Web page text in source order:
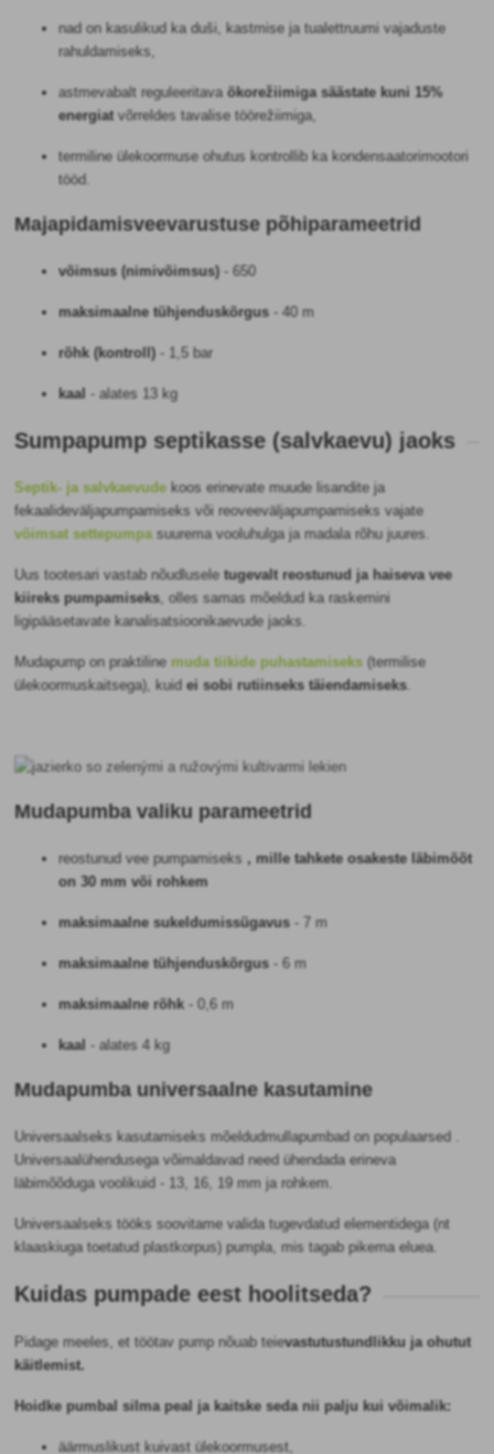
nad on kasulikud ka duši, kastmise ja tualettruumi vajaduste
rahuldamiseks,
astmevabalt reguleeritavaökorežiimiga säästate kuni 15%
energiat võrreldes tavalise töörežiimiga,
termiline ülekoormuse ohutus kontrollib ka kondensaatorimootori
tööd.
Majapidamisveevarustuse põhiparameetrid
võimsus (nimivõimsus)-650
maksimaalne tühjenduskõrgus -40 m
rõhk (kontroll)- 1,5 bar
kaal -alates 13 kg
Sumpapump septikasse (salvkaevu) jaoks
Septik- ja salvkaevude koos erinevate muude lisandite ja
fekaalideväljapumpamiseks või reoveeväljapumpamiseks vajate
võimsat settepumpasuurema vooluhulga ja madala rõhu juures.
Uus tootesari vastab nõudluseletugevalt reostunud ja haiseva vee
kiireks pumpamiseks, olles samas mõeldud ka raskemini
ligipääsetavate kanalisatsioonikaevude jaoks.
Mudapump on praktiline muda tiikide puhastamiseks (termilise
ülekoormuskaitsega), kuidei sobi rutiinseks täiendamiseks.
Mudapumba valiku parameetrid
reostunud vee pumpamiseks, milletahkete osakeste läbimõõt
on 30 mm või rohkem
maksimaalne sukeldumissügavus - 7 m
maksimaalne tühjenduskõrgus - 6 m
maksimaalne rõhk - 0,6 m
kaal - alates 4 kg
Mudapumba universaalne kasutamine
Universaalseks kasutamiseks mõeldudmullapumbad on populaarsed
Universaalühendusega võimaldavad need ühendada erineva
läbimõõduga voolikuid - 13, 16, 19 mm ja rohkem.
Universaalseks tööks soovitame validatugevdatud elementidega (nt
klaaskiuga toetatud plastkorpus) pumpla, mis tagab pikema eluea.
Kuidas pumpade eest hoolitseda?
Pidage meeles, et töötav pump nõuab teievastutustundlikku ja ohutut
käitlemist.
Hoidke pumbal silma peal ja kaitske seda nii palju kui võimalik:
äärmuslikust kuivast ülekoormusest,